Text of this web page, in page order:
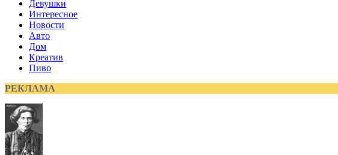
Девушки
Интересное
Новости
Авто
Дом
Креатив
Пиво
РЕКЛАМА